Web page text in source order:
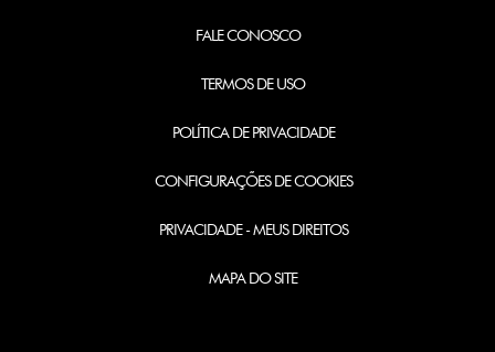
FALE CONOSCO
TERMOS DE USO
POLÍTICA DE PRIVACIDADE
CONFIGURAÇÕES DE COOKIES
PRIVACIDADE - MEUS DIREITOS
MAPA DO SITE